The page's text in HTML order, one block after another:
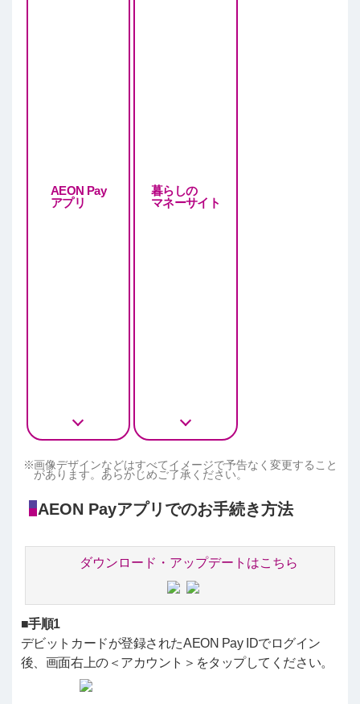
AEON Pay
アプリ
暮らしの
マネーサイト
画像デザインなどはすべてイメージで予告なく変更すること
があります。あらかじめご了承ください。
AEON Payアプリでのお手続き方法
ダウンロード・アップデートはこちら
■手順1
デビットカードが登録されたAEON Pay IDでログイン
後、画面右上の＜アカウント＞をタップしてください。